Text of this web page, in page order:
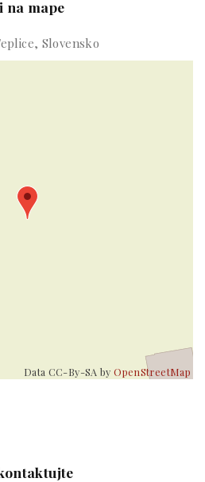
na mape
Slovensko
Data CC-By-SA byOpenStreetMap